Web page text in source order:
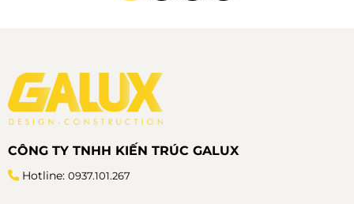
CÔNG TY TNHH KIẾN TRÚC GALUX
Hotline: 0937.101.267